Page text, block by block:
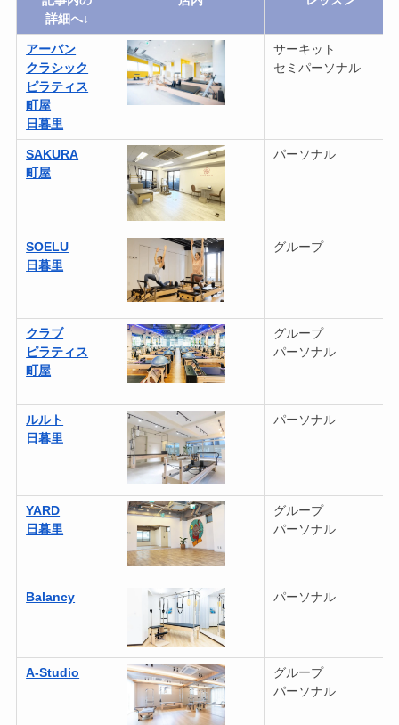
詳細へ↓
アーバン
クラシック
ピラティス
町屋
日暮里
サーキット
セミパーソナル
SAKURA
町屋
パーソナル
SOELU
日暮里
グループ
クラブ
ピラティス
町屋
グループ
パーソナル
ルルト
日暮里
パーソナル
YARD
日暮里
グループ
パーソナル
Balancy パーソナル
A-Studio
グループ
パーソナル